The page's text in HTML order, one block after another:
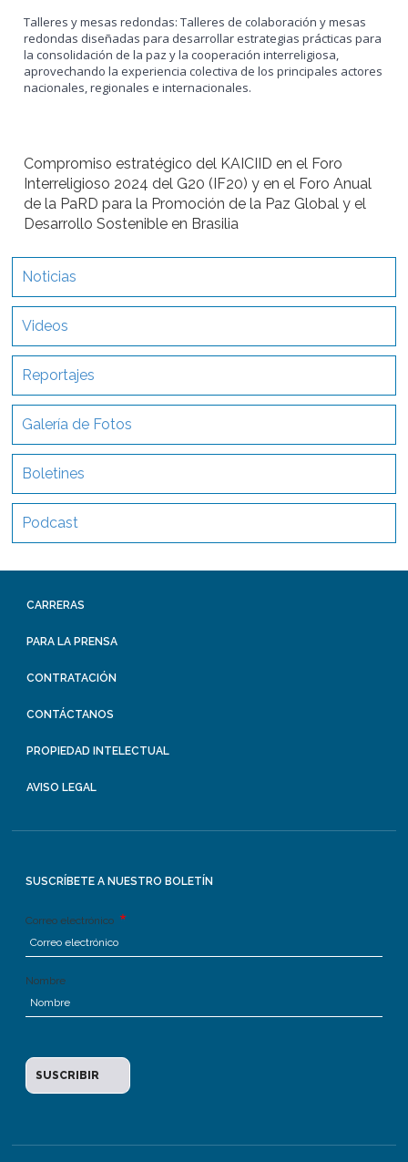
Talleres y mesas redondas: Talleres de colaboración y mesas
redondas diseñadas para desarrollar estrategias prácticas para
la consolidación de la paz y la cooperación interreligiosa,
aprovechando la experiencia colectiva de los principales actores
nacionales, regionales e internacionales.
Compromiso estratégico del KAICIID en el Foro
Interreligioso 2024 del G20 (IF20) y en el Foro Anual
de la PaRD para la Promoción de la Paz Global y el
Desarrollo Sostenible en Brasilia
Noticias
Videos
Reportajes
Galería de Fotos
Boletines
Podcast
CARRERAS
PARA LA PRENSA
CONTRATACIÓN
CONTÁCTANOS
PROPIEDAD INTELECTUAL
AVISO LEGAL
SUSCRÍBETE A NUESTRO BOLETÍN
Correo electrónico
Nombre